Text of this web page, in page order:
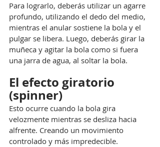
Para lograrlo, deberás utilizar un agarre
profundo, utilizando el dedo del medio,
mientras el anular sostiene la bola y el
pulgar se libera. Luego, deberás girar la
muñeca y agitar la bola como si fuera
una jarra de agua, al soltar la bola.
El efecto giratorio
(spinner)
Esto ocurre cuando la bola gira
velozmente mientras se desliza hacia
alfrente. Creando un movimiento
controlado y más impredecible.